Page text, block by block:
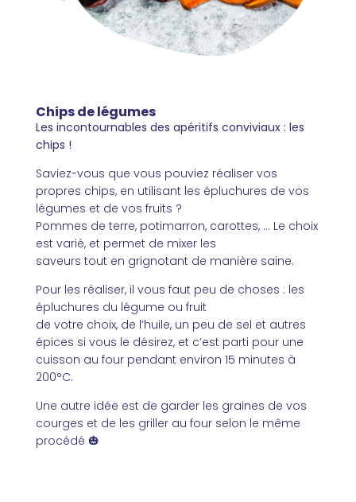
Chips de légumes
Les incontournables des apéritifs conviviaux : les
chips !
Saviez-vous que vous pouviez réaliser vos
propres chips, en utilisant les épluchures de vos
légumes et de vos fruits ?
Pommes de terre, potimarron, carottes, … Le choix
est varié, et permet de mixer les
saveurs tout en grignotant de manière saine.
Pour les réaliser, il vous faut peu de choses : les
épluchures du légume ou fruit
de votre choix, de l’huile, un peu de sel et autres
épices si vous le désirez, et c’est parti pour une
cuisson au four pendant environ 15 minutes à
200°C.
Une autre idée est de garder les graines de vos
courges et de les griller au four selon le même
procédé 🎃